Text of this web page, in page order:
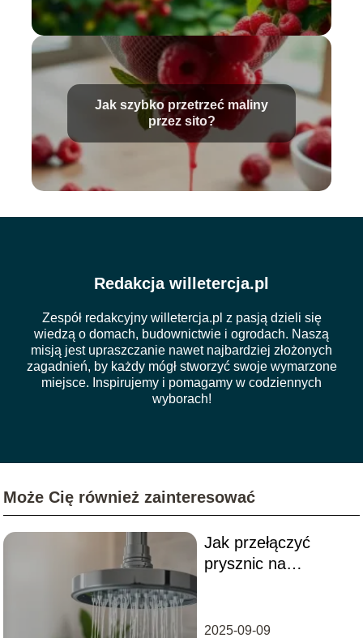
Jak szybko przetrzeć maliny
przez sito?
Redakcja willetercja.pl
Zespół redakcyjny willetercja.pl z pasją dzieli się
wiedzą o domach, budownictwie i ogrodach. Naszą
misją jest upraszczanie nawet najbardziej złożonych
zagadnień, by każdy mógł stworzyć swoje wymarzone
miejsce. Inspirujemy i pomagamy w codziennych
wyborach!
Może Cię również zainteresować
Jak przełączyć
prysznic na
2025-09-09